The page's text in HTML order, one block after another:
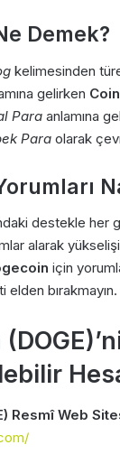
Demek?
kelimesinden
gelirken Coin
Para anlamına
Para olarak
destekle her
alarak
için
bırakmayın.
Resmî Web